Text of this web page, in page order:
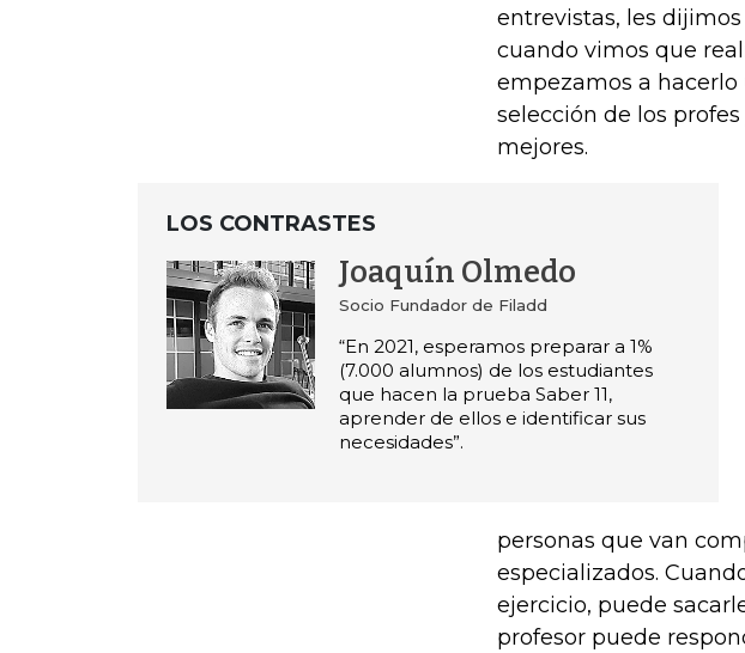
entrevistas, les
cuando vimos que
empezamos a
selección de los
mejores.
LOS CONTRASTES
Joaquín Olmedo
Socio Fundador de Filadd
“En 2021, esperamos preparar a 1%
(7.000 alumnos) de los estudiantes
que hacen la prueba Saber 11,
aprender de ellos e identificar sus
necesidades”.
personas que van
especializados.
ejercicio, puede
profesor puede